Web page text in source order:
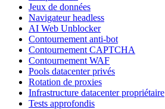
Jeux de données
Navigateur headless
AI Web Unblocker
Contournement anti-bot
Contournement CAPTCHA
Contournement WAF
Pools datacenter privés
Rotation de proxies
Infrastructure datacenter propriétaire
Tests approfondis